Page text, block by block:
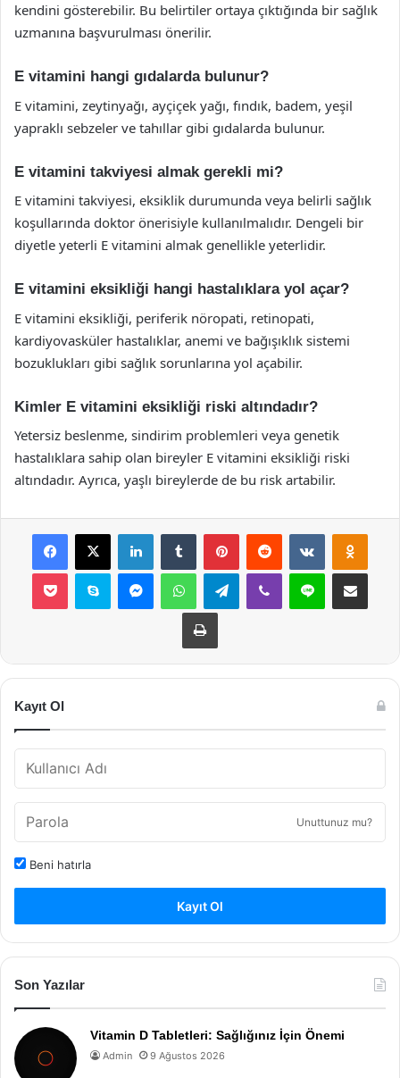
kendini gösterebilir. Bu belirtiler ortaya çıktığında bir sağlık
uzmanına başvurulması önerilir.
E vitamini hangi gıdalarda bulunur?
E vitamini, zeytinyağı, ayçiçek yağı, fındık, badem, yeşil
yapraklı sebzeler ve tahıllar gibi gıdalarda bulunur.
E vitamini takviyesi almak gerekli mi?
E vitamini takviyesi, eksiklik durumunda veya belirli sağlık
koşullarında doktor önerisiyle kullanılmalıdır. Dengeli bir
diyetle yeterli E vitamini almak genellikle yeterlidir.
E vitamini eksikliği hangi hastalıklara yol açar?
E vitamini eksikliği, periferik nöropati, retinopati,
kardiyovasküler hastalıklar, anemi ve bağışıklık sistemi
bozuklukları gibi sağlık sorunlarına yol açabilir.
Kimler E vitamini eksikliği riski altındadır?
Yetersiz beslenme, sindirim problemleri veya genetik
hastalıklara sahip olan bireyler E vitamini eksikliği riski
altındadır. Ayrıca, yaşlı bireylerde de bu risk artabilir.
Facebook
X LinkedInTumblr PinterestReddit VKontakte
Pocket Skype MessengerWhatsAppTelegramViber Line E-Posta ile
Yazdır
Kayıt Ol
Unuttunuz mu?
Beni hatırla
Kayıt Ol
Son Yazılar
Vitamin D Tabletleri: Sağlığınız İçin Önemi
Admin 9 Ağustos 2026